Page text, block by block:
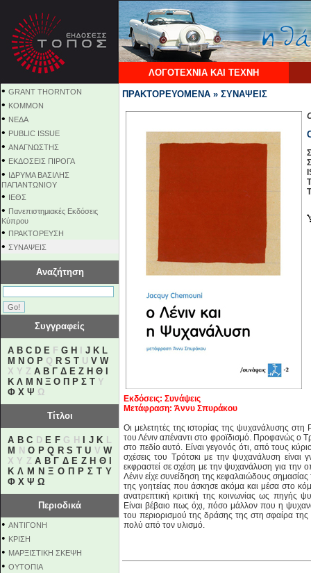
ΛΟΓΟΤΕΧΝΙΑ ΚΑΙ ΤΕΧΝΗ
• GRANT THORNTON
• KOMMON
• NEΔΑ
• PUBLIC ISSUE
• ΑΝΑΓΝΩΣΤΗΣ
• ΕΚΔΟΣΕΙΣ ΠΙΡΟΓΑ
• ΙΔΡΥΜΑ ΒΑΣΙΛΗΣ
ΠΑΠΑΝΤΩΝΙΟΥ
• ΙΕΘΣ
• Πανεπιστημιακές Εκδόσεις
Κύπρου
• ΠΡΑΚΤΟΡΕΥΣΗ
• ΣΥΝΑΨΕΙΣ
Αναζήτηση
Συγγραφείς
A B C D E F G H J K L
M N O P Q R S T U V W
X Y Z Α Β Γ Δ Ε Ζ Η Θ
Κ Λ Μ Ν Ξ Ο Π Ρ Σ Τ Υ
Φ Χ Ψ Ω
Τίτλοι
A B C D E FG H J K L
M
N O P Q R S T U V W
X Y ZΑ Β Γ Δ Ε Ζ Η Θ
Κ Λ Μ Ν Ξ Ο Π Ρ Σ Τ Υ
Φ Χ Ψ Ω
Περιοδικά
• ΑΝΤΙΓΟΝΗ
• ΚΡΙΣΗ
• ΜΑΡΞΙΣΤΙΚΗ ΣΚΕΨΗ
• ΟΥΤΟΠΙΑ
ΠΡΑΚΤΟΡΕΥΟΜΕΝΑ » ΣΥΝΑΨΕΙΣ
Εκδόσεις: Συνάψεις
Μετάφραση: Άννυ Σπυράκου
Οι μελετητές της ιστορίας της ψυχανάλυσης στη
του Λένιν απέναντι στο φροϊδισμό. Προφανώς ο
στο πεδίο αυτό. Είναι γεγονός ότι, από τους
σχέσεις του Τρότσκι με την ψυχανάλυση είναι
εκφραστεί σε σχέση με την ψυχανάλυση για την
Λένιν είχε συνείδηση της κεφαλαιώδους
της γοητείας που άσκησε ακόμα και μέσα στο
ανατρεπτική κριτική της κοινωνίας ως πηγής
Είναι βέβαιο πως όχι, πόσο μάλλον που η
του περιορισμού της δράσης της στη σφαίρα
πολύ από τον υλισμό.